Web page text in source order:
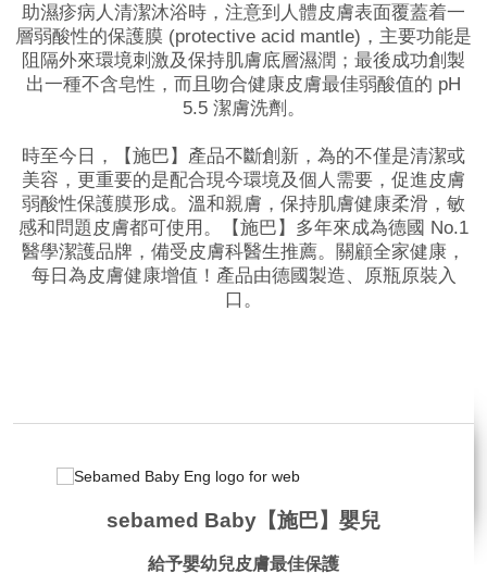
助濕疹病人清潔沐浴時，注意到人體皮膚表面覆蓋着一
層弱酸性的保護膜 (protective acid mantle)，主要功能是
阻隔外來環境刺激及保持肌膚底層濕潤；最後成功創製
出一種不含皂性，而且吻合健康皮膚最佳弱酸值的 pH
5.5 潔膚洗劑。
時至今日，【施巴】產品不斷創新，為的不僅是清潔或
美容，更重要的是配合現今環境及個人需要，促進皮膚
弱酸性保護膜形成。溫和親膚，保持肌膚健康柔滑，敏
感和問題皮膚都可使用。【施巴】多年來成為德國 No.1
醫學潔護品牌，備受皮膚科醫生推薦。關顧全家健康，
每日為皮膚健康增值！產品由德國製造、原瓶原裝入
口。
sebamed Baby【施巴】嬰兒
給予嬰幼兒皮膚最佳保護